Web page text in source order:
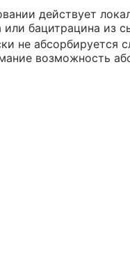
действует
бацитрацина из
не
возможность